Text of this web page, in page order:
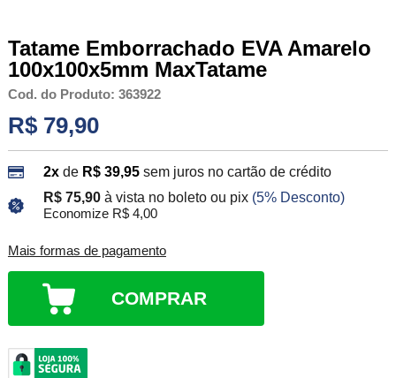
Tatame Emborrachado EVA Amarelo
100x100x5mm MaxTatame
Cod. do Produto: 363922
R$ 79,90
2xde R$ 39,95 sem juros no cartão de crédito
R$ 75,90 à vista no boleto ou pix (5% Desconto)
Economize R$ 4,00
Mais formas de pagamento
COMPRAR